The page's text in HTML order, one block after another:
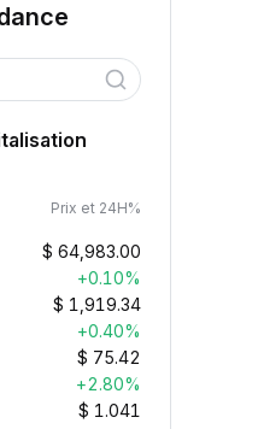
Prix et 24H%
$ 64,983.00
+0.10%
$ 1,919.34
+0.40%
$ 75.42
+2.80%
$ 1.041